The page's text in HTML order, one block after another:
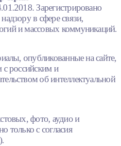
Зарегистрировано
в сфере связи,
и массовых коммуникаций.
опубликованные на сайте,
с российским и
об интеллектуальной
фото, аудио и
только с согласия